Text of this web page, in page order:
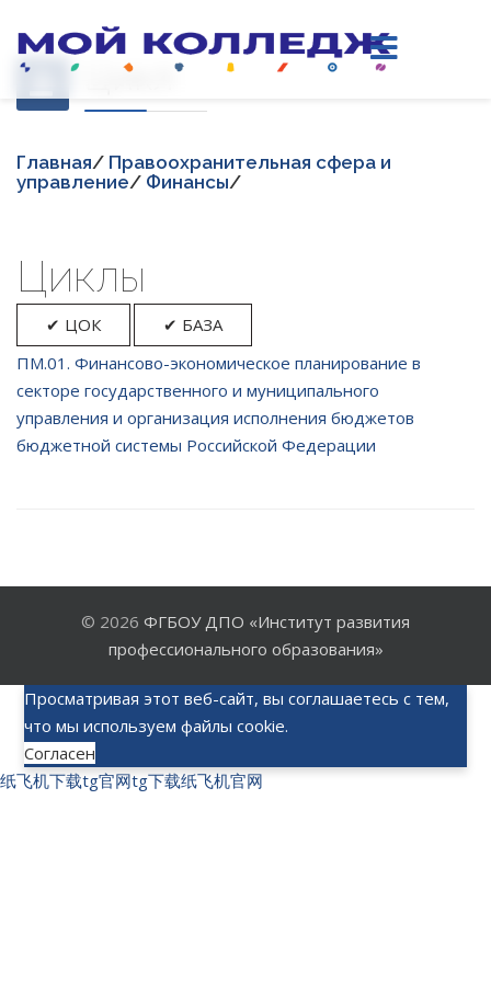
Цикл
Главная/ Правоохранительная сфера и
управление/ Финансы/
Циклы
✔ ЦОК
✔ БАЗА
ПМ.01. Финансово-экономическое планирование в
секторе государственного и муниципального
управления и организация исполнения бюджетов
бюджетной системы Российской Федерации
© 2026 ФГБОУ ДПО «Институт развития
профессионального образования»
Просматривая этот веб-сайт, вы соглашаетесь с тем,
что мы используем файлы cookie.
Согласен
纸飞机下载tg官网tg下载纸飞机官网